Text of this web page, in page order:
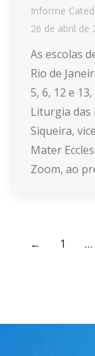
Informe
26 de abril de
As escolas
Rio de
5, 6, 12 e
Liturgia das
Siqueira,
Mater
Zoom, ao
← 1 …